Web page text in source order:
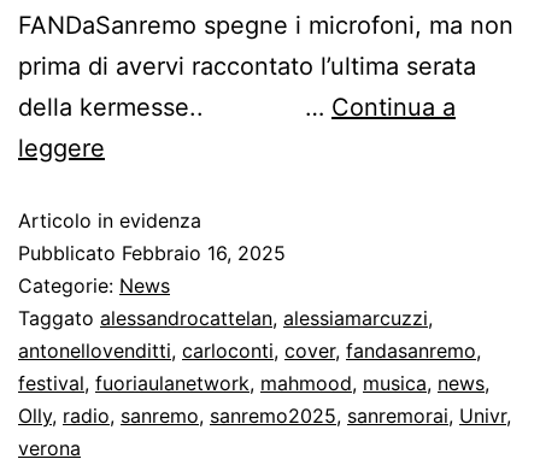
FANDaSanremo spegne i microfoni, ma non
prima di avervi raccontato l’ultima serata
della kermesse.. … Continua a
leggere
Articolo in evidenza
Pubblicato Febbraio 16, 2025
Categorie: News
Taggato alessandrocattelan, alessiamarcuzzi,
antonellovenditti, carloconti, cover, fandasanremo,
festival, fuoriaulanetwork, mahmood, musica, news,
Olly, radio, sanremo, sanremo2025, sanremorai, Univr,
verona